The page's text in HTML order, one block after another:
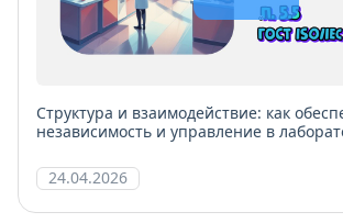
Структура и взаимодействие: как
независимость и управление в
24.04.2026